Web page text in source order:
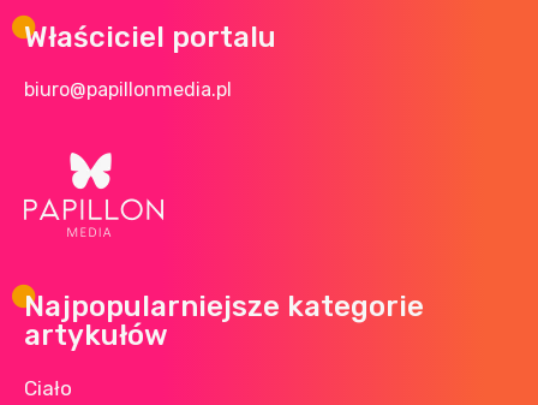
Właściciel portalu
biuro@papillonmedia.pl
Najpopularniejsze kategorie
artykułów
Ciało